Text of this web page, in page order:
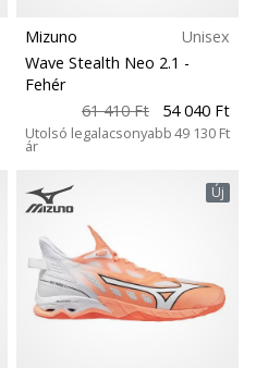
Mizuno
Unisex
Wave Stealth Neo 2.1 -
Fehér
61 410 Ft
54 040 Ft
Utolsó legalacsonyabb
ár
49 130 Ft
Új